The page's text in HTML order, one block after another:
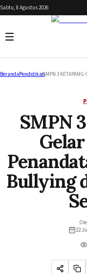
Sabtu, 8 Agustus 2026
Beranda/Pendidikan
/SMPN 3
SMPN
Bullying
22